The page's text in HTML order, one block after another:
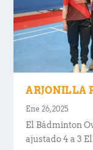
ARJONILLA
Ene 26, 2025
El Bádminton
ajustado 4 a 3